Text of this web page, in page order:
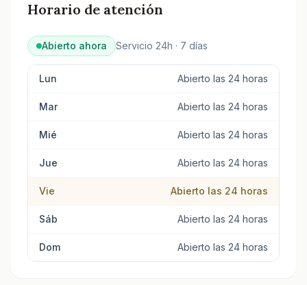
Horario de atención
Abierto ahora Servicio 24h · 7 días
Lun Abierto las 24 horas
Mar Abierto las 24 horas
Mié Abierto las 24 horas
Jue Abierto las 24 horas
Vie Abierto las 24 horas
Sáb Abierto las 24 horas
Dom Abierto las 24 horas